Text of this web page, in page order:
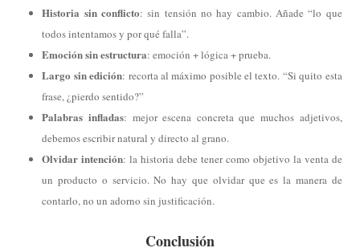
Historia sin conflicto: sin tensión no hay cambio. Añade “lo que
todos intentamos y por qué falla”.
Emoción sin estructura: emoción + lógica + prueba.
Largo sin edición: recorta al máximo posible el texto. “Si quito esta
frase, ¿pierdo sentido?”
Palabras infladas: mejor escena concreta que muchos adjetivos,
debemos escribir natural y directo al grano.
Olvidar intención: la historia debe tener como objetivo la venta de
un producto o servicio. No hay que olvidar que es la manera de
contarlo, no un adorno sin justificación.
Conclusión